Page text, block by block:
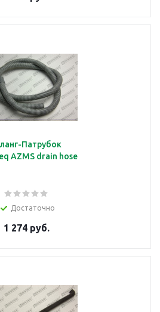
Патрубок
AZMS drain hose
Достаточно
1 274 руб.